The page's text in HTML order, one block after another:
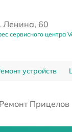
Ленина, 60
сервисного центра
устройств
Ремонт Прицелов